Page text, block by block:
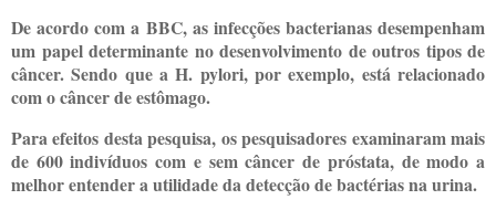
De acordo com a BBC, as infecções bacterianas desempenham
um papel determinante no desenvolvimento de outros tipos de
câncer. Sendo que a H. pylori, por exemplo, está relacionado
com o câncer de estômago.
Para efeitos desta pesquisa, os pesquisadores examinaram mais
de 600 indivíduos com e sem câncer de próstata, de modo a
melhor entender a utilidade da detecção de bactérias na urina.